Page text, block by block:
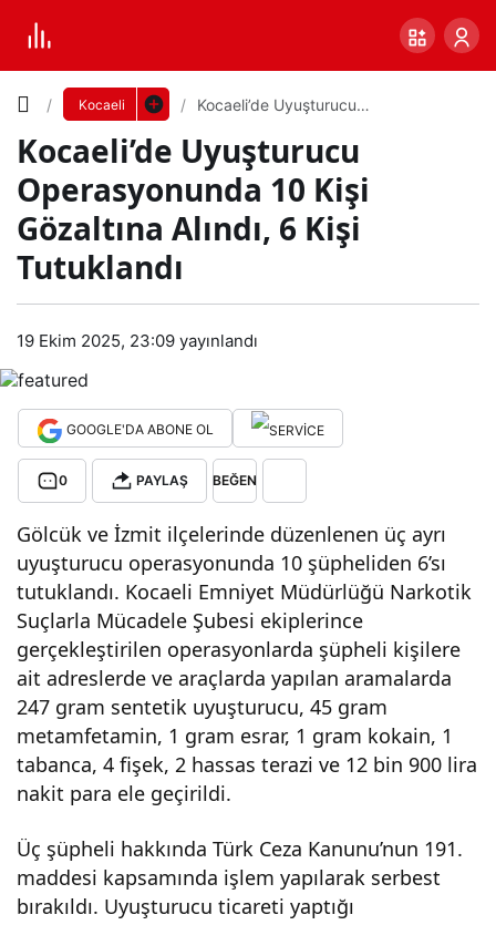
Kocaeli
Kocaeli’de Uyuşturucu
Alındı, 6 Kişi Tutuklandı
Kocaeli’de Uyuşturucu
Operasyonunda 10 Kişi
Gözaltına Alındı, 6 Kişi
Tutuklandı
19 Ekim 2025, 23:09 yayınlandı
GOOGLE'DA ABONE OL
0 PAYLAŞ BEĞEN
Gölcük ve İzmit ilçelerinde düzenlenen üç ayrı
uyuşturucu operasyonunda 10 şüpheliden 6’sı
tutuklandı. Kocaeli Emniyet Müdürlüğü Narkotik
Suçlarla Mücadele Şubesi ekiplerince
gerçekleştirilen operasyonlarda şüpheli kişilere
ait adreslerde ve araçlarda yapılan aramalarda
247 gram sentetik uyuşturucu, 45 gram
metamfetamin, 1 gram esrar, 1 gram kokain, 1
tabanca, 4 fişek, 2 hassas terazi ve 12 bin 900 lira
nakit para ele geçirildi.
Üç şüpheli hakkında Türk Ceza Kanunu’nun 191.
maddesi kapsamında işlem yapılarak serbest
bırakıldı. Uyuşturucu ticareti yaptığı
Koc
de
Uyu
ştur
ucu
Ope
rasy
onu
nda
Kişi
Yazı
Boyutunu
Ayarla
Küçük 100% Dev
Varsayılana
dön